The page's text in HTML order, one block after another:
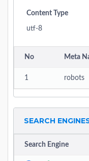
Content Type
utf-8
No Meta
1 robots
SEARCH
Search Engine